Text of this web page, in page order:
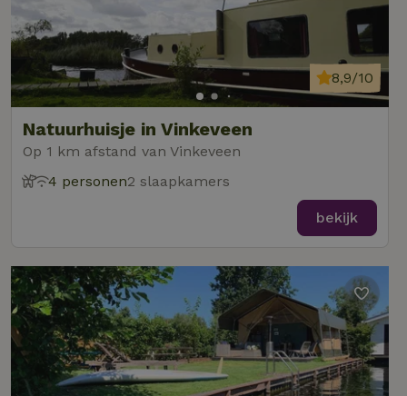
Natuurhuisje in Vinkeveen
Op 1 km afstand van Vinkeveen
8,9/10
4 personen2 slaapkamers
bekijk